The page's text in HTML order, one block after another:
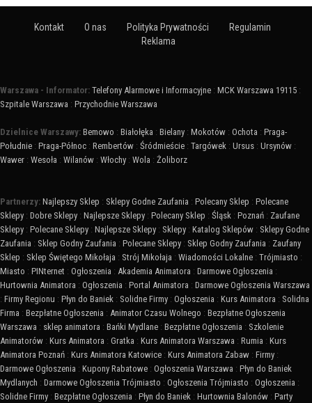
Kontakt O nas Polityka Prywatności
Regulamin
Reklama
Warszawa - Informator: Telefony Alarmowe i Informacyjne : MCK Warszawa 19115 :
Szpitale Warszawa : Przychodnie Warszawa
Dzielnice Warszawy: Bemowo : Białołęka : Bielany : Mokotów : Ochota : Praga-
Południe : Praga-Północ : Rembertów : Śródmieście : Targówek : Ursus : Ursynów :
Wawer : Wesoła : Wilanów : Włochy : Wola : Żoliborz
Partnerzy: Najlepszy Sklep : Sklepy Godne Zaufania : Polecany Sklep : Polecane
Sklepy : Dobre Sklepy : Najlepsze Sklepy : Polecany Sklep : Śląsk : Poznań : Zaufane
Sklepy : Polecane Sklepy : Najlepsze Sklepy : Sklepy : Katalog Sklepów : Sklepy Godne
Zaufania : Sklep Godny Zaufania : Polecane Sklepy : Sklep Godny Zaufania : Zaufany
Sklep : Sklep Świętego Mikołaja : Strój Mikołaja : Wiadomości Lokalne : Trójmiasto :
Miasto : PINternet : Ogłoszenia : Akademia Animatora : Darmowe Ogłoszenia :
Hurtownia Animatora : Ogłoszenia : Portal Animatora : Darmowe Ogłoszenia Warszawa
: Firmy Regionu : Płyn do Baniek : Solidne Firmy : Ogłoszenia : Kurs Animatora : Solidna
Firma : Bezpłatne Ogłoszenia : Animator Czasu Wolnego : Bezpłatne Ogłoszenia
Warszawa : sklep animatora : Bańki Mydlane : Bezpłatne Ogłoszenia : Szkolenie
Animatorów : Kurs Animatora : Gratka : Kurs Animatora Warszawa : Rumia : Kurs
Animatora Poznań : Kurs Animatora Katowice : Kurs Animatora Zabaw : Firmy :
Darmowe Ogłoszenia : Kupony Rabatowe : Ogłoszenia Warszawa : Płyn do Baniek
Mydlanych : Darmowe Ogłoszenia Trójmiasto : Ogłoszenia Trójmiasto : Ogłoszenia :
Solidne Firmy : Bezpłatne Ogłoszenia : Płyn do Baniek : Hurtownia Balonów : Party